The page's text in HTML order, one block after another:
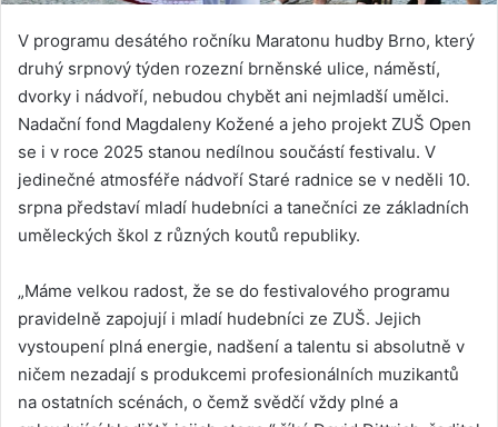
V programu desátého ročníku Maratonu hudby Brno, který
druhý srpnový týden rozezní brněnské ulice, náměstí,
dvorky i nádvoří, nebudou chybět ani nejmladší umělci.
Nadační fond Magdaleny Kožené a jeho projekt ZUŠ Open
se i v roce 2025 stanou nedílnou součástí festivalu. V
jedinečné atmosféře nádvoří Staré radnice se v neděli 10.
srpna představí mladí hudebníci a tanečníci ze základních
uměleckých škol z různých koutů republiky.
„Máme velkou radost, že se do festivalového programu
pravidelně zapojují i mladí hudebníci ze ZUŠ. Jejich
vystoupení plná energie, nadšení a talentu si absolutně v
ničem nezadají s produkcemi profesionálních muzikantů
na ostatních scénách, o čemž svědčí vždy plné a